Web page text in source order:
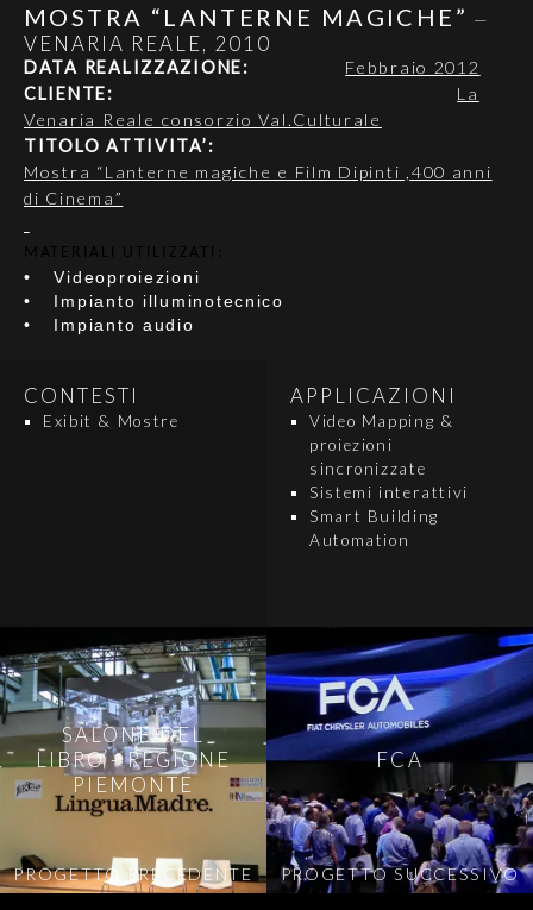
MOSTRA “LANTERNE MAGICHE” —
VENARIA REALE, 2010
DATA REALIZZAZIONE: Febbraio 2012
CLIENTE:
La
Venaria Reale consorzio Val.Culturale
TITOLO ATTIVITA’:
Mostra “Lanterne magiche e Film Dipinti ,400 anni
di Cinema”
MATERIALI UTILIZZATI:
•
Videoproiezioni
•
Impianto illuminotecnico
•
Impianto audio
CONTESTI
Exibit & Mostre
APPLICAZIONI
Video Mapping &
proiezioni
sincronizzate
Sistemi interattivi
Smart Building
Automation
SALONE DEL
LIBRO - REGIONE
PIEMONTE
PROGETTO PRECEDENTE
FCA
PROGETTO SUCCESSIVO